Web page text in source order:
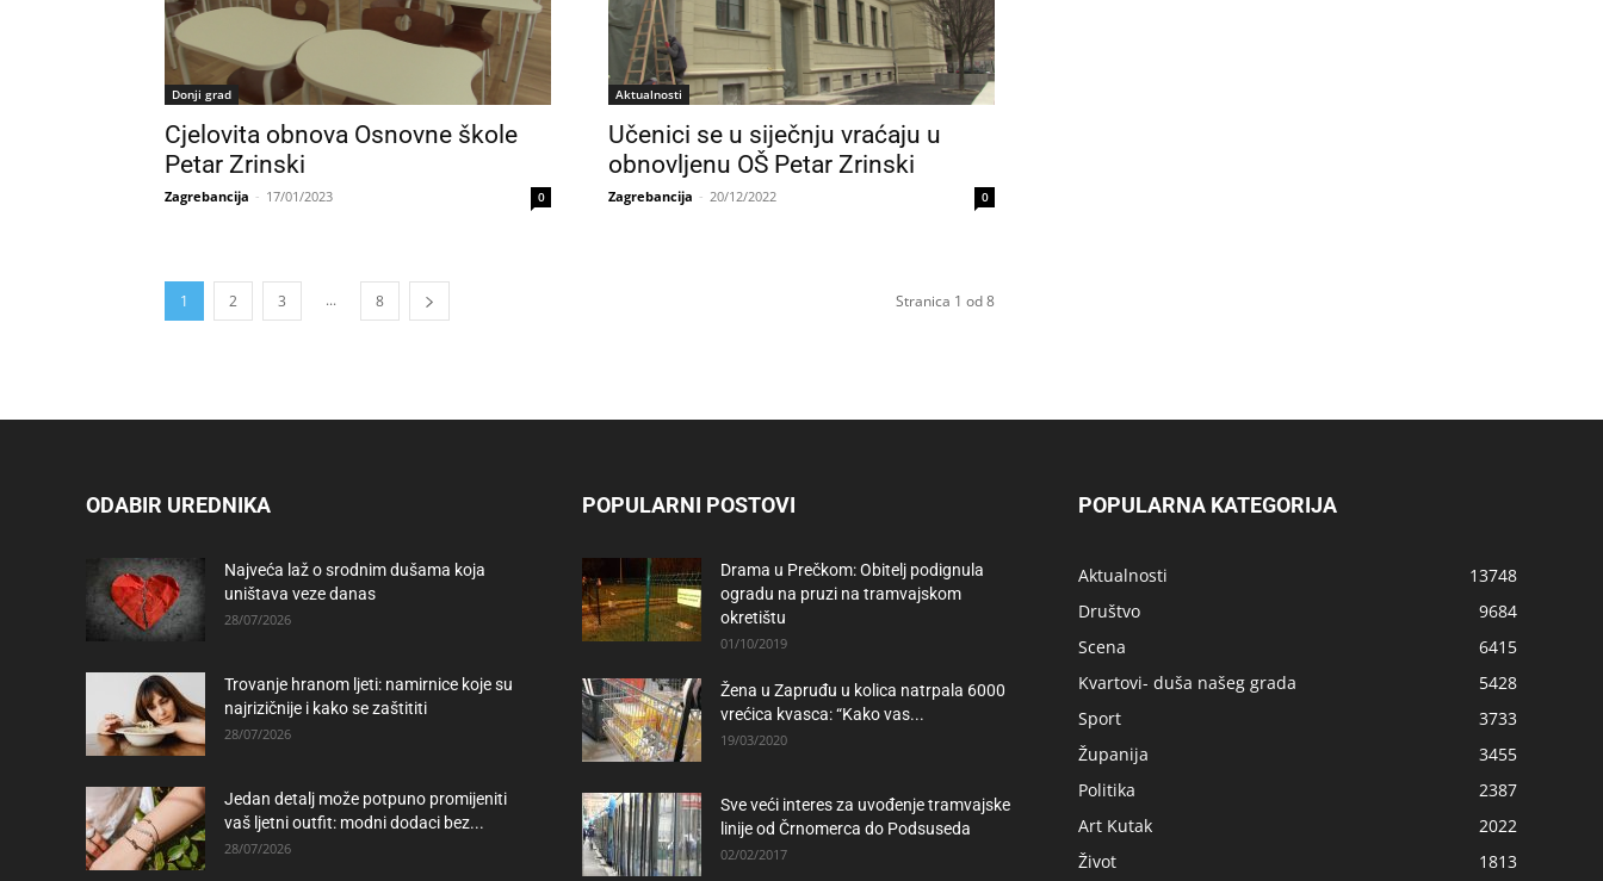
Donji grad
Cjelovita obnova Osnovne škole
Petar Zrinski
Zagrebancija - 17/01/2023 0
Aktualnosti
Učenici se u siječnju vraćaju u
obnovljenu OŠ Petar Zrinski
Zagrebancija - 20/12/2022 0
1 2 3 ... 8 Stranica 1 od 8
ODABIR UREDNIKA
Najveća laž o srodnim dušama koja
uništava veze danas
28/07/2026
Trovanje hranom ljeti: namirnice koje su
najrizičnije i kako se zaštititi
28/07/2026
Jedan detalj može potpuno promijeniti
vaš ljetni outfit: modni dodaci bez...
28/07/2026
POPULARNI POSTOVI
Drama u Prečkom: Obitelj podignula
ogradu na pruzi na tramvajskom
okretištu
01/10/2019
Žena u Zapruđu u kolica natrpala 6000
vrećica kvasca: “Kako vas...
19/03/2020
Sve veći interes za uvođenje tramvajske
linije od Črnomerca do Podsuseda
02/02/2017
POPULARNA KATEGORIJA
Aktualnosti
13748
Društvo
9684
Scena
6415
Kvartovi- duša našeg grada
5428
Sport
3733
Županija
3455
Politika
2387
Art Kutak
2022
Život
1813